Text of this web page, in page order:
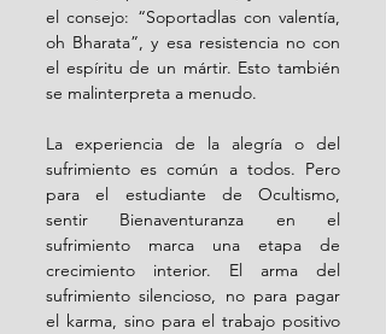
el consejo: “Soportadlas con valentía,
oh Bharata”, y esa resistencia no con
el espíritu de un mártir. Esto también
se malinterpreta a menudo.
La experiencia de la alegría o del
sufrimiento es común a todos. Pero
para el estudiante de Ocultismo,
sentir Bienaventuranza en el
sufrimiento marca una etapa de
crecimiento interior. El arma del
sufrimiento silencioso, no para pagar
el karma, sino para el trabajo positivo